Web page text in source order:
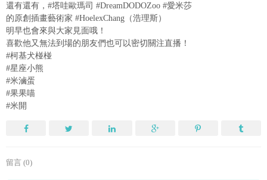
還有還有，#塔哇歐瑪司 #DreamDODOZoo #愛米莎
的原創插畫藝術家 #HoelexChang（浩理斯）
明早也會來與大家見面哦！
喜歡他又無法到場的朋友們也可以密切關注直播！
#柯基犬椪椪
#星座小熊
#米滷蛋
#果果喵
#米開
留言 (0)